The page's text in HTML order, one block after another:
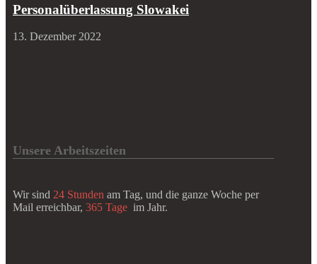
Personalüberlassung Slowakei
13. Dezember 2022
Unsere Arbeitszeiten
Wir sind 24 Stunden am Tag, und die ganze Woche per
Mail erreichbar, 365 Tage im Jahr.